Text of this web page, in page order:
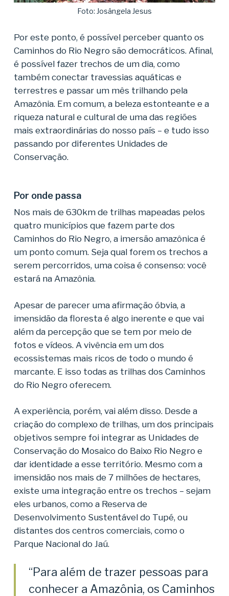
Foto: Josângela Jesus
Por este ponto, é possível perceber quanto os
Caminhos do Rio Negro são democráticos. Afinal,
é possível fazer trechos de um dia, como
também conectar travessias aquáticas e
terrestres e passar um mês trilhando pela
Amazônia. Em comum, a beleza estonteante e a
riqueza natural e cultural de uma das regiões
mais extraordinárias do nosso país – e tudo isso
passando por diferentes Unidades de
Conservação.
Por onde passa
Nos mais de 630km de trilhas mapeadas pelos
quatro municípios que fazem parte dos
Caminhos do Rio Negro, a imersão amazônica é
um ponto comum. Seja qual forem os trechos a
serem percorridos, uma coisa é consenso: você
estará na Amazônia.
Apesar de parecer uma afirmação óbvia, a
imensidão da floresta é algo inerente e que vai
além da percepção que se tem por meio de
fotos e vídeos. A vivência em um dos
ecossistemas mais ricos de todo o mundo é
marcante. E isso todas as trilhas dos Caminhos
do Rio Negro oferecem.
A experiência, porém, vai além disso. Desde a
criação do complexo de trilhas, um dos principais
objetivos sempre foi integrar as Unidades de
Conservação do Mosaico do Baixo Rio Negro e
dar identidade a esse território. Mesmo com a
imensidão nos mais de 7 milhões de hectares,
existe uma integração entre os trechos – sejam
eles urbanos, como a Reserva de
Desenvolvimento Sustentável do Tupé, ou
distantes dos centros comerciais, como o
Parque Nacional do Jaú.
“Para além de trazer pessoas para
conhecer a Amazônia, os Caminhos